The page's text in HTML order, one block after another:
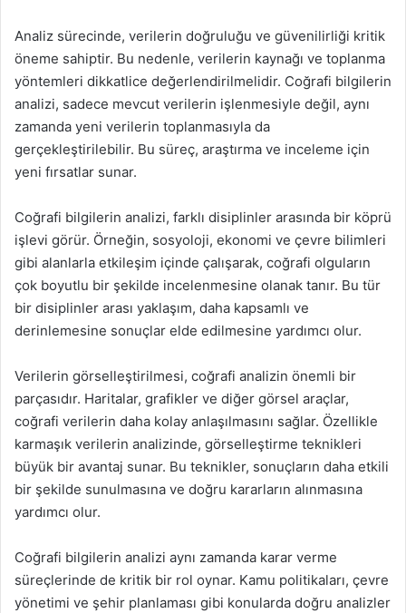
Analiz sürecinde, verilerin doğruluğu ve güvenilirliği kritik
öneme sahiptir. Bu nedenle, verilerin kaynağı ve toplanma
yöntemleri dikkatlice değerlendirilmelidir. Coğrafi bilgilerin
analizi, sadece mevcut verilerin işlenmesiyle değil, aynı
zamanda yeni verilerin toplanmasıyla da
gerçekleştirilebilir. Bu süreç, araştırma ve inceleme için
yeni fırsatlar sunar.
Coğrafi bilgilerin analizi, farklı disiplinler arasında bir köprü
işlevi görür. Örneğin, sosyoloji, ekonomi ve çevre bilimleri
gibi alanlarla etkileşim içinde çalışarak, coğrafi olguların
çok boyutlu bir şekilde incelenmesine olanak tanır. Bu tür
bir disiplinler arası yaklaşım, daha kapsamlı ve
derinlemesine sonuçlar elde edilmesine yardımcı olur.
Verilerin görselleştirilmesi, coğrafi analizin önemli bir
parçasıdır. Haritalar, grafikler ve diğer görsel araçlar,
coğrafi verilerin daha kolay anlaşılmasını sağlar. Özellikle
karmaşık verilerin analizinde, görselleştirme teknikleri
büyük bir avantaj sunar. Bu teknikler, sonuçların daha etkili
bir şekilde sunulmasına ve doğru kararların alınmasına
yardımcı olur.
Coğrafi bilgilerin analizi aynı zamanda karar verme
süreçlerinde de kritik bir rol oynar. Kamu politikaları, çevre
yönetimi ve şehir planlaması gibi konularda doğru analizler